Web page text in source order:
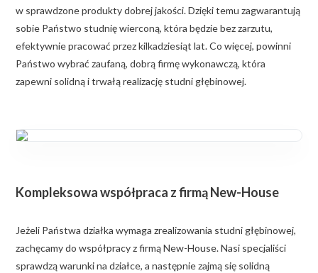
w sprawdzone produkty dobrej jakości. Dzięki temu zagwarantują
sobie Państwo studnię wierconą, która będzie bez zarzutu,
efektywnie pracować przez kilkadziesiąt lat. Co więcej, powinni
Państwo wybrać zaufaną, dobrą firmę wykonawczą, która
zapewni solidną i trwałą realizację studni głębinowej.
Kompleksowa współpraca z firmą New-House
Jeżeli Państwa działka wymaga zrealizowania studni głębinowej,
zachęcamy do współpracy z firmą New-House. Nasi specjaliści
sprawdzą warunki na działce, a następnie zajmą się solidną